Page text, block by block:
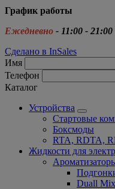
График работы
Ежедневно - 11:00 - 21:00
Сделано в InSales
Имя
Телефон
Каталог
Устройства
Стартовые
Боксмоды
RTA, RDTA,
Жидкости для
Duall Mix